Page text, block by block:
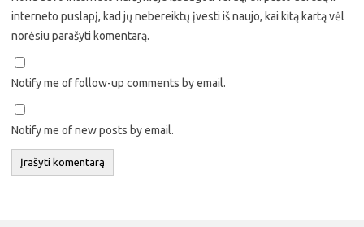
interneto puslapį, kad jų nebereiktų įvesti iš naujo, kai kitą kartą vėl
norėsiu parašyti komentarą.
Notify me of follow-up comments by email.
Notify me of new posts by email.